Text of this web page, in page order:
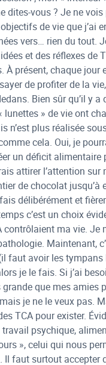
dites-vous ? Je ne
de vie que j’ai
vers… rien du tout.
et des réflexes de
présent, chaque jour
de profiter de la
Bien sûr qu’il y
» de vie ont
n’est plus réalisée
cela. Oui, je
un déficit
attirer l’attention sur
de chocolat jusqu’à
délibérément et
c’est un choix
contrôlaient ma vie. Je
Maintenant,
faut avoir les
je le fais. Si j’ai
que mes amies
je ne le veux pas.
TCA pour exister.
psychique,
», celui qui nous
faut surtout accepter